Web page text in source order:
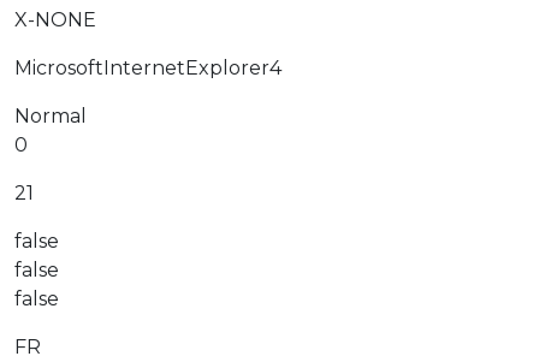
X-NONE
MicrosoftInternetExplorer4
Normal
0
21
false
false
false
FR